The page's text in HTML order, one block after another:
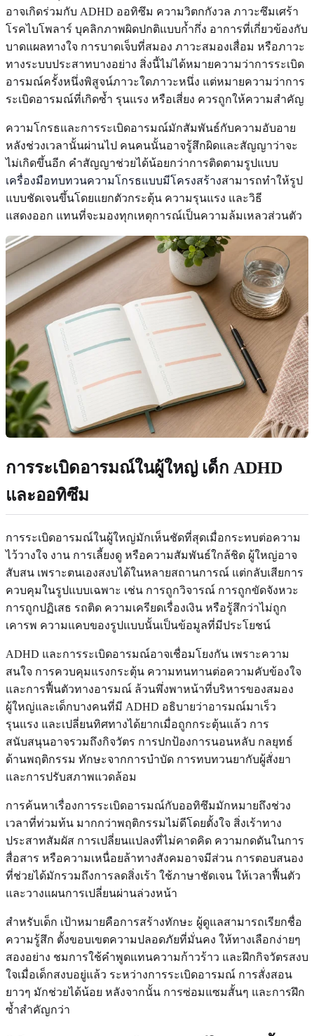
อาจเกิดร่วมกับ ADHD ออทิซึม ความวิตกกังวล ภาวะซึมเศร้า
โรคไบโพลาร์ บุคลิกภาพผิดปกติแบบก้ำกึ่ง อาการที่เกี่ยวข้องกับ
บาดแผลทางใจ การบาดเจ็บที่สมอง ภาวะสมองเสื่อม หรือภาวะ
ทางระบบประสาทบางอย่าง สิ่งนี้ไม่ได้หมายความว่าการระเบิด
อารมณ์ครั้งหนึ่งพิสูจน์ภาวะใดภาวะหนึ่ง แต่หมายความว่าการ
ระเบิดอารมณ์ที่เกิดซ้ำ รุนแรง หรือเสี่ยง ควรถูกให้ความสำคัญ
ความโกรธและการระเบิดอารมณ์มักสัมพันธ์กับความอับอาย
หลังช่วงเวลานั้นผ่านไป คนคนนั้นอาจรู้สึกผิดและสัญญาว่าจะ
ไม่เกิดขึ้นอีก คำสัญญาช่วยได้น้อยกว่าการติดตามรูปแบบ
เครื่องมือทบทวนความโกรธแบบมีโครงสร้างสามารถทำให้รูป
แบบชัดเจนขึ้นโดยแยกตัวกระตุ้น ความรุนแรง และวิธี
แสดงออก แทนที่จะมองทุกเหตุการณ์เป็นความล้มเหลวส่วนตัว
การระเบิดอารมณ์ในผู้ใหญ่ เด็ก ADHD
และออทิซึม
การระเบิดอารมณ์ในผู้ใหญ่มักเห็นชัดที่สุดเมื่อกระทบต่อความ
ไว้วางใจ งาน การเลี้ยงดู หรือความสัมพันธ์ใกล้ชิด ผู้ใหญ่อาจ
สับสน เพราะตนเองสงบได้ในหลายสถานการณ์ แต่กลับเสียการ
ควบคุมในรูปแบบเฉพาะ เช่น การถูกวิจารณ์ การถูกขัดจังหวะ
การถูกปฏิเสธ รถติด ความเครียดเรื่องเงิน หรือรู้สึกว่าไม่ถูก
เคารพ ความแคบของรูปแบบนั้นเป็นข้อมูลที่มีประโยชน์
ADHD และการระเบิดอารมณ์อาจเชื่อมโยงกัน เพราะความ
สนใจ การควบคุมแรงกระตุ้น ความทนทานต่อความคับข้องใจ
และการฟื้นตัวทางอารมณ์ ล้วนพึ่งพาหน้าที่บริหารของสมอง
ผู้ใหญ่และเด็กบางคนที่มี ADHD อธิบายว่าอารมณ์มาเร็ว
รุนแรง และเปลี่ยนทิศทางได้ยากเมื่อถูกกระตุ้นแล้ว การ
สนับสนุนอาจรวมถึงกิจวัตร การปกป้องการนอนหลับ กลยุทธ์
ด้านพฤติกรรม ทักษะจากการบำบัด การทบทวนยากับผู้สั่งยา
และการปรับสภาพแวดล้อม
การค้นหาเรื่องการระเบิดอารมณ์กับออทิซึมมักหมายถึงช่วง
เวลาที่ท่วมท้น มากกว่าพฤติกรรมไม่ดีโดยตั้งใจ สิ่งเร้าทาง
ประสาทสัมผัส การเปลี่ยนแปลงที่ไม่คาดคิด ความกดดันในการ
สื่อสาร หรือความเหนื่อยล้าทางสังคมอาจมีส่วน การตอบสนอง
ที่ช่วยได้มักรวมถึงการลดสิ่งเร้า ใช้ภาษาชัดเจน ให้เวลาฟื้นตัว
และวางแผนการเปลี่ยนผ่านล่วงหน้า
สำหรับเด็ก เป้าหมายคือการสร้างทักษะ ผู้ดูแลสามารถเรียกชื่อ
ความรู้สึก ตั้งขอบเขตความปลอดภัยที่มั่นคง ให้ทางเลือกง่ายๆ
สองอย่าง ชมการใช้คำพูดแทนความก้าวร้าว และฝึกกิจวัตรสงบ
ใจเมื่อเด็กสงบอยู่แล้ว ระหว่างการระเบิดอารมณ์ การสั่งสอน
ยาวๆ มักช่วยได้น้อย หลังจากนั้น การซ่อมแซมสั้นๆ และการฝึก
ซ้ำสำคัญกว่า